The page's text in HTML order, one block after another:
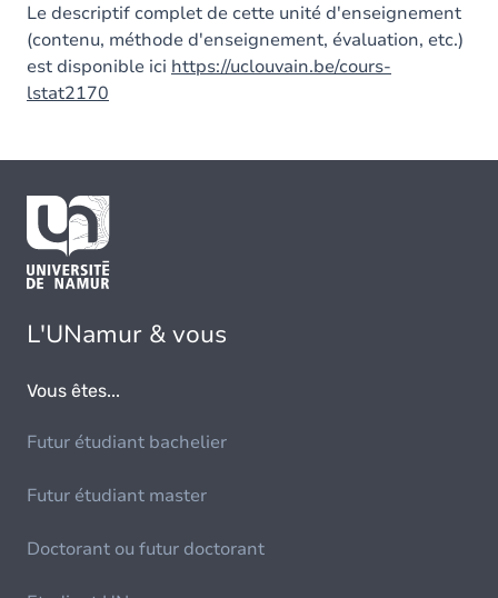
Le descriptif complet de cette unité d'enseignement
(contenu, méthode d'enseignement, évaluation, etc.)
est disponible ici https://uclouvain.be/cours-
lstat2170
L'UNamur & vous
Vous êtes...
Futur étudiant bachelier
Futur étudiant master
Doctorant ou futur doctorant